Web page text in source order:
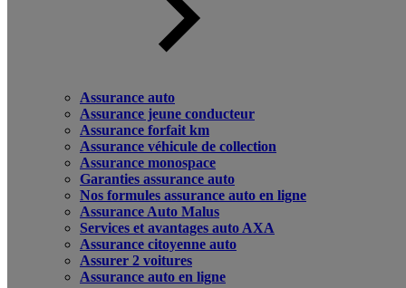
Assurance auto
Assurance jeune conducteur
Assurance forfait km
Assurance véhicule de collection
Assurance monospace
Garanties assurance auto
Nos formules assurance auto en ligne
Assurance Auto Malus
Services et avantages auto AXA
Assurance citoyenne auto
Assurer 2 voitures
Assurance auto en ligne